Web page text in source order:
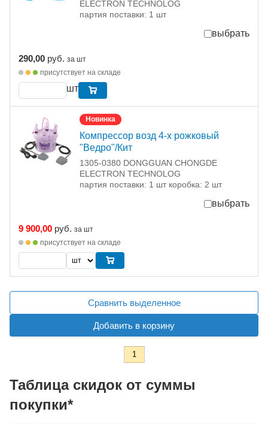
ELECTRON TECHNOLOG
партия поставки: 1 шт
выбрать
290,00 руб. за шт
присутствует на складе
шт
Новинка
Компрессор возд 4-х рожковый
"Ведро"/Кит
1305-0380 DONGGUAN CHONGDE
ELECTRON TECHNOLOG
партия поставки: 1 шт коробка: 2 шт
выбрать
9 900,00 руб. за шт
присутствует на складе
Сравнить выделенное
Добавить в корзину
1
Таблица скидок от суммы
покупки*